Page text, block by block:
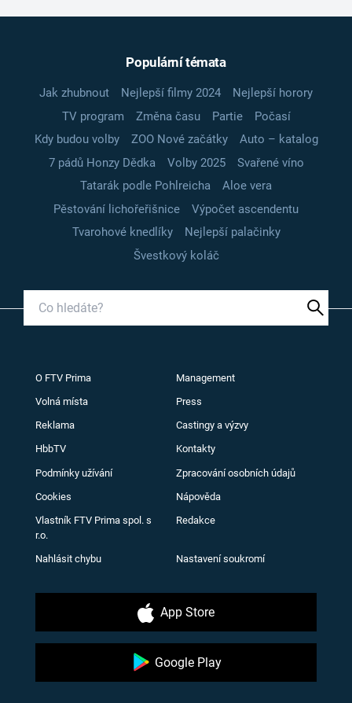
Populární témata
Jak zhubnout Nejlepší filmy 2024
Nejlepší horory
TV program
Změna času Partie
Počasí
Kdy budou volby
ZOO Nové začátky
Auto – katalog
7 pádů Honzy Dědka
Volby 2025
Svařené víno
Tatarák podle Pohlreicha
Aloe vera
Pěstování lichořeřišnice
Výpočet ascendentu
Tvarohové knedlíky
Nejlepší palačinky
Švestkový koláč
O FTV Prima Management
Volná místa Press
Reklama Castingy a výzvy
HbbTV Kontakty
Podmínky užívání Zpracování osobních údajů
Cookies Nápověda
Vlastník FTV Prima spol. s
r.o.
Redakce
Nahlásit chybu Nastavení soukromí
App Store
Google Play